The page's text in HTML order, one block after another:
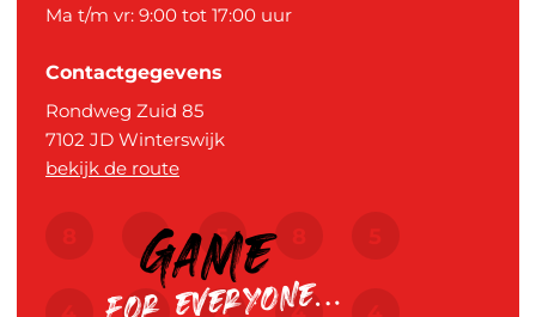
Ma t/m vr: 9:00 tot 17:00 uur
Contactgegevens
Rondweg Zuid 85
7102 JD Winterswijk
bekijk de route